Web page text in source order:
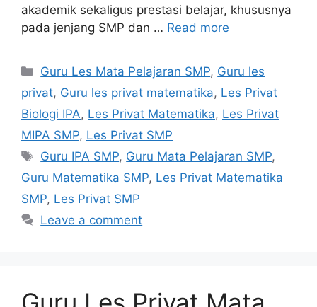
akademik sekaligus prestasi belajar, khususnya
pada jenjang SMP dan … Read more
Categories
Guru Les Mata Pelajaran SMP, Guru les
privat, Guru les privat matematika, Les Privat
Biologi IPA, Les Privat Matematika, Les Privat
MIPA SMP, Les Privat SMP
Tags
Guru IPA SMP, Guru Mata Pelajaran SMP,
Guru Matematika SMP, Les Privat Matematika
SMP, Les Privat SMP
Leave a comment